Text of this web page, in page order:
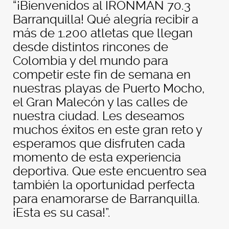
“¡Bienvenidos al IRONMAN 70.3
Barranquilla! Qué alegría recibir a
más de 1.200 atletas que llegan
desde distintos rincones de
Colombia y del mundo para
competir este fin de semana en
nuestras playas de Puerto Mocho,
el Gran Malecón y las calles de
nuestra ciudad. Les deseamos
muchos éxitos en este gran reto y
esperamos que disfruten cada
momento de esta experiencia
deportiva. Que este encuentro sea
también la oportunidad perfecta
para enamorarse de Barranquilla.
¡Esta es su casa!”.